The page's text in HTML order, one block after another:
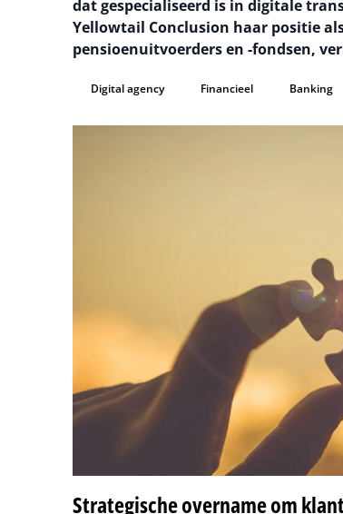
dat gespecialiseerd is in digitale
Yellowtail Conclusion haar positie
pensioenuitvoerders en -fondsen,
Digital agency Financieel Banking
Strategische overname om